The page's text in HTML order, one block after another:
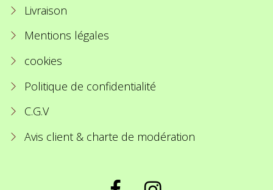
Livraison
Mentions légales
cookies
Politique de confidentialité
C.G.V
Avis client & charte de modération